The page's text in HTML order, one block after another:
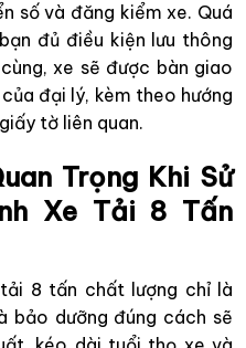
số và đăng kiểm xe. Quá
đủ điều kiện lưu thông
xe sẽ được bàn giao
đại lý, kèm theo hướng
tờ liên quan.
Trọng Khi Sử
Xe Tải 8 Tấn
8 tấn chất lượng chỉ là
bảo dưỡng đúng cách sẽ